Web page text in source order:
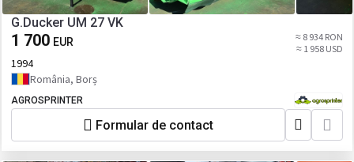
G.Ducker UM 27 VK
1 700 EUR
≈ 8 934 RON
≈ 1 958 USD
1994
România, Borș
AGROSPRINTER
Formular de contact